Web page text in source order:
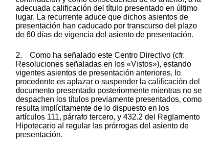
adecuada calificación del título presentado en último
lugar. La recurrente aduce que dichos asientos de
presentación han caducado por transcurso del plazo
de 60 días de vigencia del asiento de presentación.
2. Como ha señalado este Centro Directivo (cfr.
Resoluciones señaladas en los «Vistos»), estando
vigentes asientos de presentación anteriores, lo
procedente es aplazar o suspender la calificación del
documento presentado posteriormente mientras no se
despachen los títulos previamente presentados, como
resulta implícitamente de lo dispuesto en los
artículos 111, párrafo tercero, y 432.2 del Reglamento
Hipotecario al regular las prórrogas del asiento de
presentación.